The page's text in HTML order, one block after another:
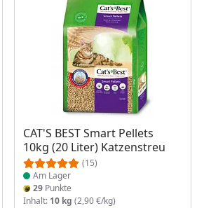
CAT'S BEST Smart Pellets
10kg (20 Liter) Katzenstreu
(15)
Produkt am Lager
Am Lager
29 Punkte
Inhalt: 10 kg (2,90 €/kg)